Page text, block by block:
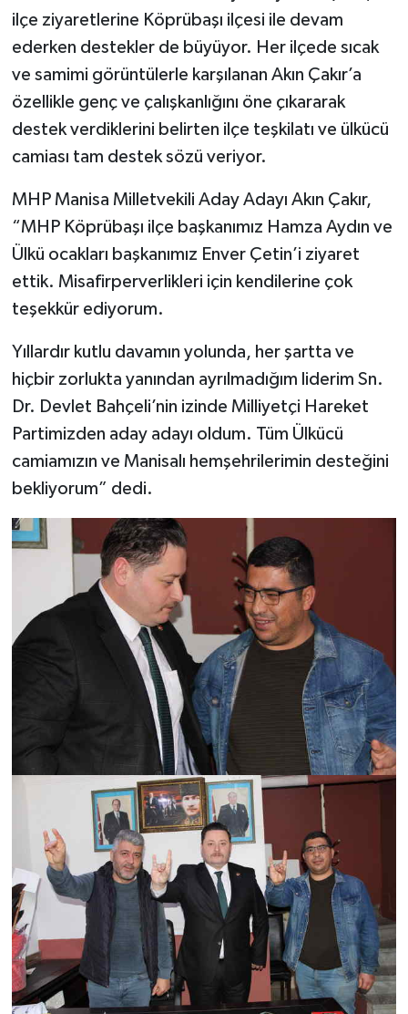
ilçe ziyaretlerine Köprübaşı ilçesi ile devam
ederken destekler de büyüyor. Her ilçede sıcak
ve samimi görüntülerle karşılanan Akın Çakır’a
özellikle genç ve çalışkanlığını öne çıkararak
destek verdiklerini belirten ilçe teşkilatı ve ülkücü
camiası tam destek sözü veriyor.
MHP Manisa Milletvekili Aday Adayı Akın Çakır,
“MHP Köprübaşı ilçe başkanımız Hamza Aydın ve
Ülkü ocakları başkanımız Enver Çetin’i ziyaret
ettik. Misafirperverlikleri için kendilerine çok
teşekkür ediyorum.
Yıllardır kutlu davamın yolunda, her şartta ve
hiçbir zorlukta yanından ayrılmadığım liderim Sn.
Dr. Devlet Bahçeli’nin izinde Milliyetçi Hareket
Partimizden aday adayı oldum. Tüm Ülkücü
camiamızın ve Manisalı hemşehrilerimin desteğini
bekliyorum” dedi.
Akhisar Emlak
Etiketler